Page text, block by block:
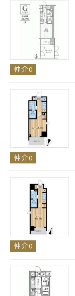
仲介0
仲介0
仲介0